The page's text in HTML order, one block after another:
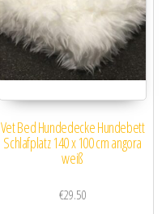
Vet Bed Hundedecke Hundebett
Schlafplatz 140 x 100 cm angora
weiß
€29.50